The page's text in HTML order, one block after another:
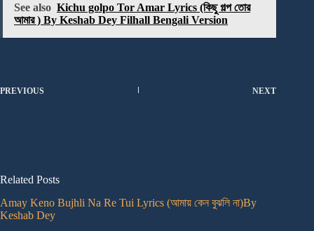
See also Kichu golpo Tor Amar Lyrics (কিছু গল্প তোর
আমার ) By Keshab Dey Filhall Bengali Version
PREVIOUS NEXT
Related Posts
Amay Keno Bujhli Na Re Tui Lyrics (আমায় কেন বুঝলি না)By
Keshab Dey